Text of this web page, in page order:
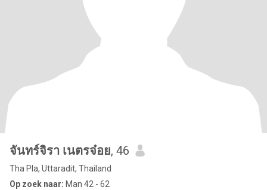
จันทร์จิรา เนตรจ๋อย, 46
Tha Pla, Uttaradit, Thailand
Op zoek naar: Man 42 - 62